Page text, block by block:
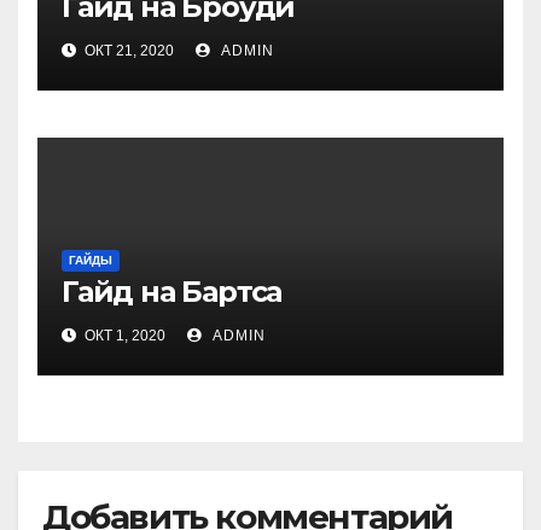
Гайд на Броуди
ОКТ 21, 2020 ADMIN
ГАЙДЫ
Гайд на Бартса
ОКТ 1, 2020 ADMIN
Добавить комментарий